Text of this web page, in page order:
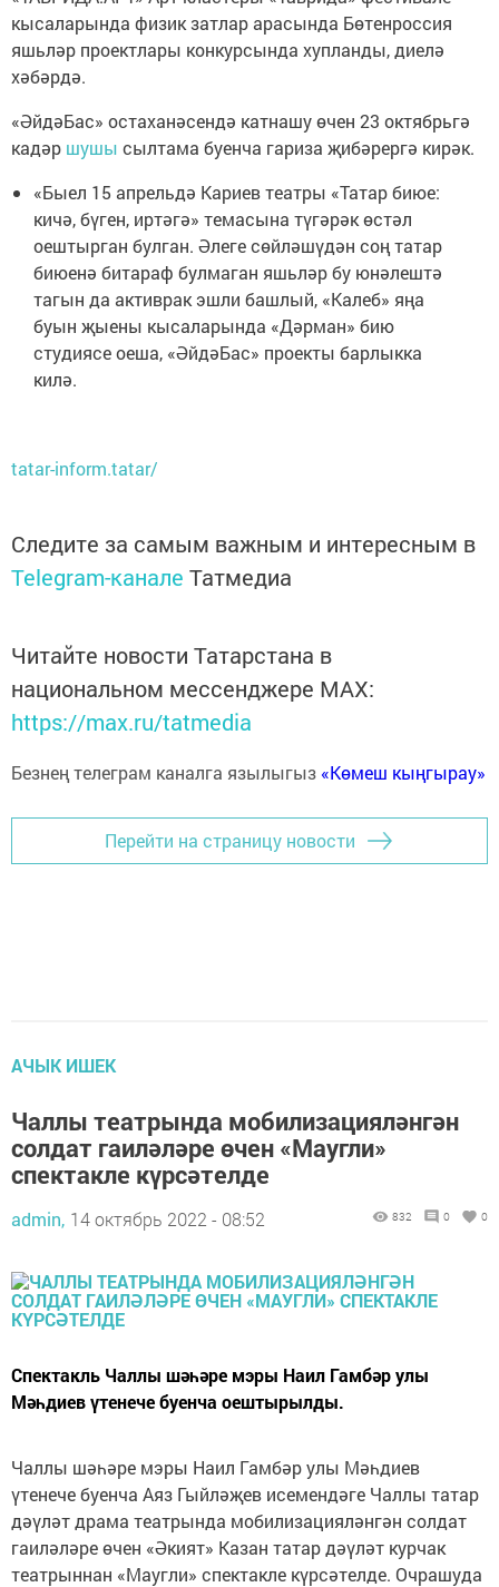
кысаларында физик затлар арасында Бөтенроссия
яшьләр проектлары конкурсында хупланды, диелә
хәбәрдә.
«ӘйдәБас» остаханәсендә катнашу өчен 23 октябрьгә
кадәр шушы сылтама буенча гариза җибәрергә кирәк.
«Быел 15 апрельдә Кариев театры «Татар биюе:
кичә, бүген, иртәгә» темасына түгәрәк өстәл
оештырган булган. Әлеге сөйләшүдән соң татар
биюенә битараф булмаган яшьләр бу юнәлештә
тагын да активрак эшли башлый, «Калеб» яңа
буын җыены кысаларында «Дәрман» бию
студиясе оеша, «ӘйдәБас» проекты барлыкка
килә.
tatar-inform.tatar/
Следите за самым важным и интересным в
Telegram-канале Татмедиа
Читайте новости Татарстана в
национальном мессенджере MАХ:
https://max.ru/tatmedia
Безнең телеграм каналга язылыгыз «Көмеш кыңгырау»
Перейти на страницу новости
АЧЫК ИШЕК
Чаллы театрында мобилизацияләнгән
солдат гаиләләре өчен «Маугли»
спектакле күрсәтелде
admin, 14 октябрь 2022 - 08:52 832 0 0
Спектакль Чаллы шәһәре мэры Наил Гамбәр улы
Мәһдиев үтенече буенча оештырылды.
Чаллы шәһәре мэры Наил Гамбәр улы Мәһдиев
үтенече буенча Аяз Гыйләҗев исемендәге Чаллы татар
дәүләт драма театрында мобилизацияләнгән солдат
гаиләләре өчен «Әкият» Казан татар дәүләт курчак
театрыннан «Маугли» спектакле күрсәтелде. Очрашуда